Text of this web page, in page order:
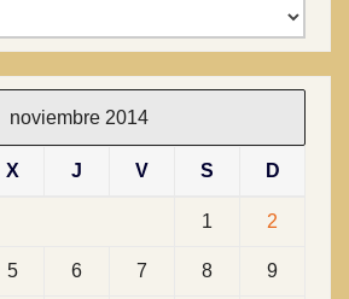
noviembre 2014
X J V S D
1 2
5 6 7 8 9